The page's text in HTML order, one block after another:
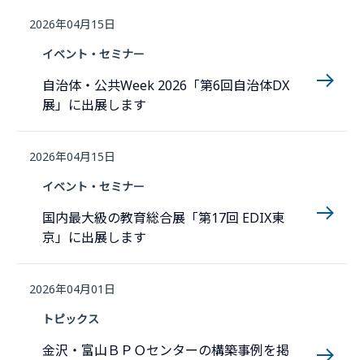
2026年04月15日
イベント・セミナー
自治体・公共Week 2026「第6回自治体DX
展」に出展します
2026年04月15日
イベント・セミナー
国内最大級の教育総合展「第17回 EDIX東
京」に出展します
2026年04月01日
トピックス
金沢・富山ＢＰＯセンターの構築事例を掲